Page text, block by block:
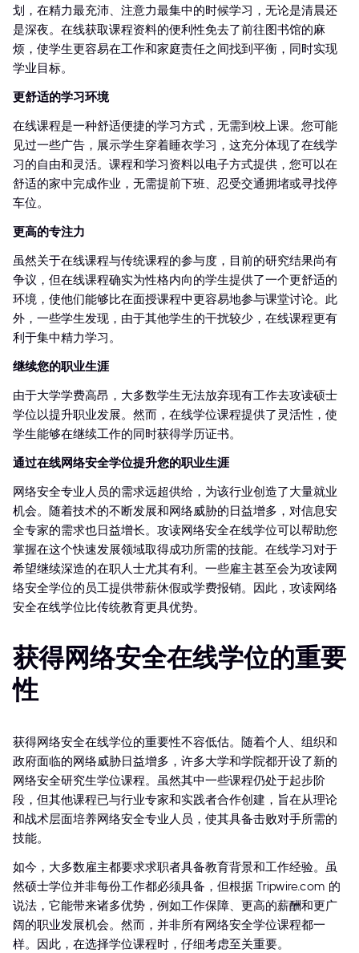
划，在精力最充沛、注意力最集中的时候学习，无论是清晨还
是深夜。在线获取课程资料的便利性免去了前往图书馆的麻
烦，使学生更容易在工作和家庭责任之间找到平衡，同时实现
学业目标。
更舒适的学习环境
在线课程是一种舒适便捷的学习方式，无需到校上课。您可能
见过一些广告，展示学生穿着睡衣学习，这充分体现了在线学
习的自由和灵活。课程和学习资料以电子方式提供，您可以在
舒适的家中完成作业，无需提前下班、忍受交通拥堵或寻找停
车位。
更高的专注力
虽然关于在线课程与传统课程的参与度，目前的研究结果尚有
争议，但在线课程确实为性格内向的学生提供了一个更舒适的
环境，使他们能够比在面授课程中更容易地参与课堂讨论。此
外，一些学生发现，由于其他学生的干扰较少，在线课程更有
利于集中精力学习。
继续您的职业生涯
由于大学学费高昂，大多数学生无法放弃现有工作去攻读硕士
学位以提升职业发展。然而，在线学位课程提供了灵活性，使
学生能够在继续工作的同时获得学历证书。
通过在线网络安全学位提升您的职业生涯
网络安全专业人员的需求远超供给，为该行业创造了大量就业
机会。随着技术的不断发展和网络威胁的日益增多，对信息安
全专家的需求也日益增长。攻读网络安全在线学位可以帮助您
掌握在这个快速发展领域取得成功所需的技能。在线学习对于
希望继续深造的在职人士尤其有利。一些雇主甚至会为攻读网
络安全学位的员工提供带薪休假或学费报销。因此，攻读网络
安全在线学位比传统教育更具优势。
获得网络安全在线学位的重要
性
获得网络安全在线学位的重要性不容低估。随着个人、组织和
政府面临的网络威胁日益增多，许多大学和学院都开设了新的
网络安全研究生学位课程。虽然其中一些课程仍处于起步阶
段，但其他课程已与行业专家和实践者合作创建，旨在从理论
和战术层面培养网络安全专业人员，使其具备击败对手所需的
技能。
如今，大多数雇主都要求求职者具备教育背景和工作经验。虽
然硕士学位并非每份工作都必须具备，但根据 Tripwire.com 的
说法，它能带来诸多优势，例如工作保障、更高的薪酬和更广
阔的职业发展机会。然而，并非所有网络安全学位课程都一
样。因此，在选择学位课程时，仔细考虑至关重要。